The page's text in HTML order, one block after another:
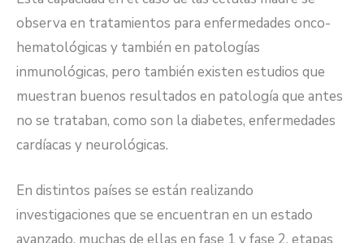
observa en tratamientos para enfermedades onco-
hematológicas y también en patologías
inmunológicas, pero también existen estudios que
muestran buenos resultados en patología que antes
no se trataban, como son la diabetes, enfermedades
cardíacas y neurológicas.
En distintos países se están realizando
investigaciones que se encuentran en un estado